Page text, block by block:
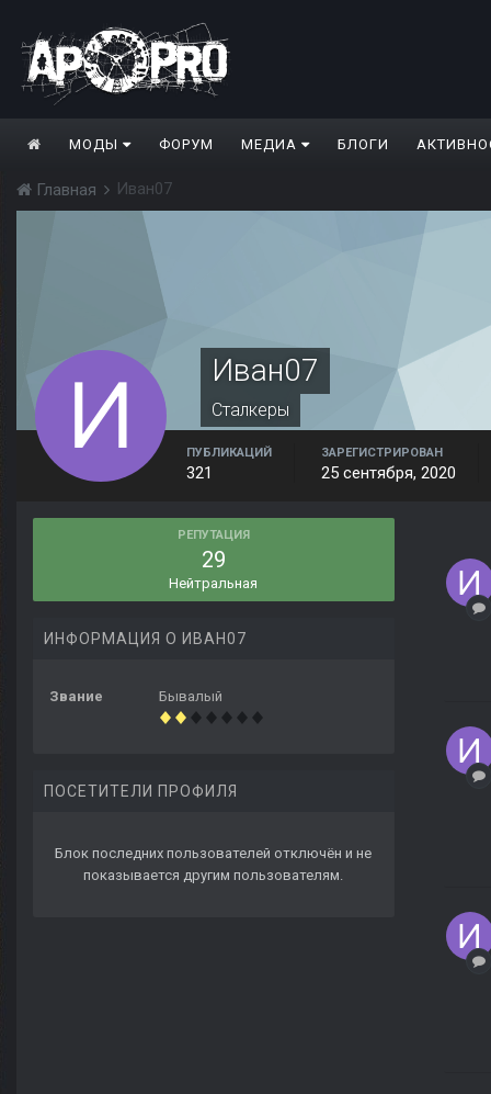
МОДЫ ФОРУМ МЕДИА БЛОГИ
Главная Иван07
Иван07
Сталкеры
ПУБЛИКАЦИЙ
321
ЗАРЕГИСТРИРОВАН
25 сентября, 2020
РЕПУТАЦИЯ
29
Нейтральная
ИНФОРМАЦИЯ О ИВАН07
Звание Бывалый
ПОСЕТИТЕЛИ ПРОФИЛЯ
Блок последних пользователей отключён и не
показывается другим пользователям.